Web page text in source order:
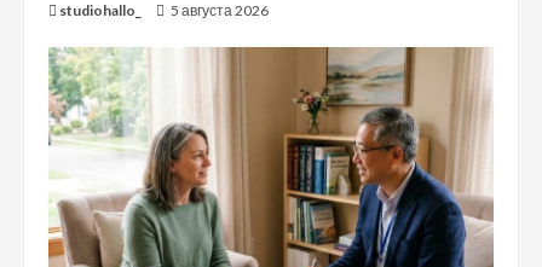
studiohallo_ 5 августа 2026